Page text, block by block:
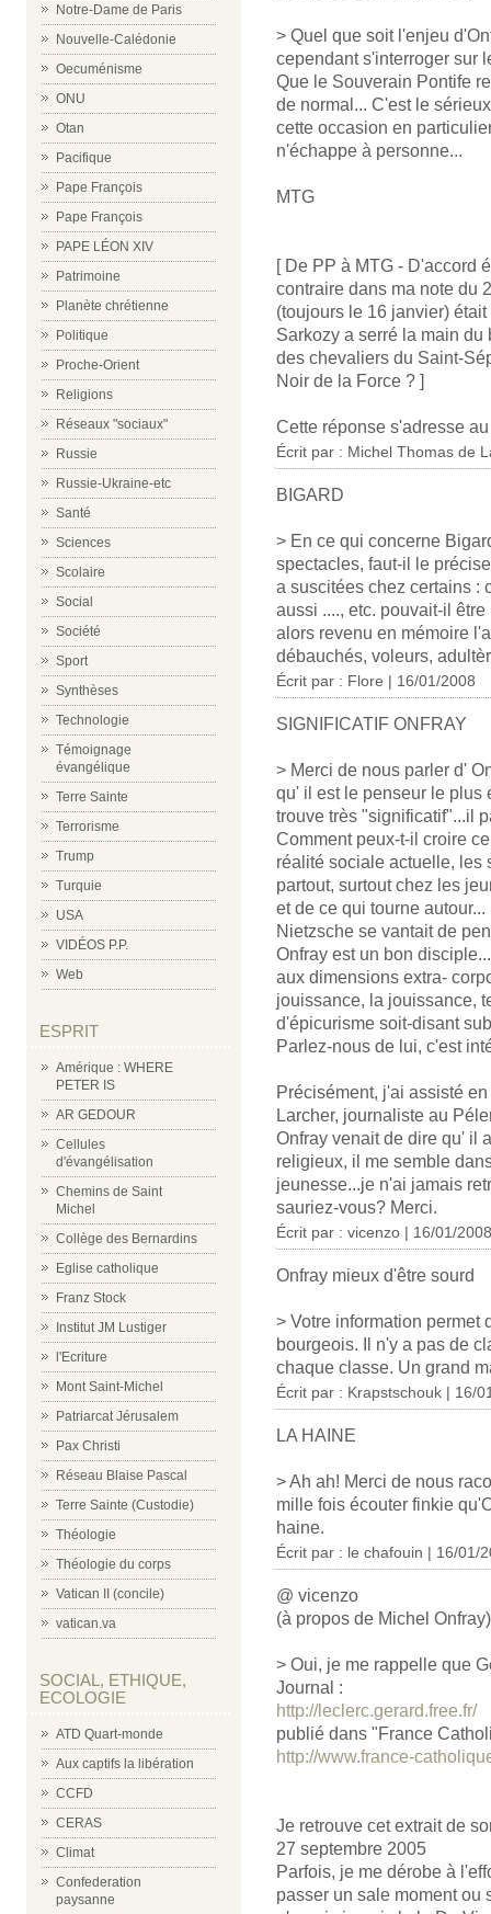
Notre-Dame de Paris
Nouvelle-Calédonie
Oecuménisme
ONU
Otan
Pacifique
Pape François
Pape François
PAPE LÉON XIV
Patrimoine
Planète chrétienne
Politique
Proche-Orient
Religions
Réseaux "sociaux"
Russie
Russie-Ukraine-etc
Santé
Sciences
Scolaire
Social
Société
Sport
Synthèses
Technologie
Témoignage
évangélique
Terre Sainte
Terrorisme
Trump
Turquie
USA
VIDÉOS P.P.
Web
ESPRIT
Amérique : WHERE
PETER IS
AR GEDOUR
Cellules
d'évangélisation
Chemins de Saint
Michel
Collège des Bernardins
Eglise catholique
Franz Stock
Institut JM Lustiger
l'Ecriture
Mont Saint-Michel
Patriarcat Jérusalem
Pax Christi
Réseau Blaise Pascal
Terre Sainte (Custodie)
Théologie
Théologie du corps
Vatican II (concile)
vatican.va
SOCIAL, ETHIQUE,
ECOLOGIE
ATD Quart-monde
Aux captifs la libération
CCFD
CERAS
Climat
Confederation
paysanne
> Quel que soit l'enjeu
cependant s'interroger sur
Que le Souverain Pontife
de normal... C'est le
cette occasion en
n'échappe à personne...
MTG
[ De PP à MTG - D'accord
contraire dans ma note du
(toujours le 16 janvier)
Sarkozy a serré la main
des chevaliers du Saint-
Noir de la Force ? ]
Cette réponse s'adresse
Écrit par : Michel Thomas de
BIGARD
> En ce qui concerne
spectacles, faut-il le
a suscitées chez certains :
aussi ...., etc. pouvait-il
alors revenu en mémoire
débauchés, voleurs,
Écrit par : Flore | 16/01/2008
SIGNIFICATIF ONFRAY
> Merci de nous parler d'
qu' il est le penseur le plus
trouve très "significatif"...il
Comment peux-t-il croire
réalité sociale actuelle, les
partout, surtout chez les
et de ce qui tourne autour...
Nietzsche se vantait de
Onfray est un bon
aux dimensions extra-
jouissance, la jouissance,
d'épicurisme soit-disant
Parlez-nous de lui, c'est
Précisément, j'ai assisté
Larcher, journaliste au
Onfray venait de dire qu' il
religieux, il me semble
jeunesse...je n'ai jamais
sauriez-vous? Merci.
Écrit par : vicenzo | 16/01/2008
Onfray mieux d'être sourd
> Votre information permet
bourgeois. Il n'y a pas de
chaque classe. Un grand
Écrit par : Krapstschouk | 16/
LA HAINE
> Ah ah! Merci de nous
mille fois écouter finkie
haine.
Écrit par : le chafouin | 16/01/
@ vicenzo
(à propos de Michel Onfray)
> Oui, je me rappelle que
Journal :
http://leclerc.gerard.free.fr/
publié dans "France
http://www.france-
Je retrouve cet extrait de
27 septembre 2005
Parfois, je me dérobe à
passer un sale moment ou